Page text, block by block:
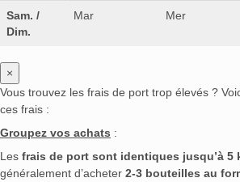
Sam. /
Dim.
Mar Mer
×
Vous trouvez les frais de port trop élevés ?
ces frais :
Groupez vos achats :
Les frais de port sont identiques jusqu’à 5
généralement d’acheter 2-3 bouteilles au